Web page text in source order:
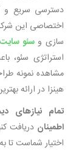
دسترسی سریع و
اختصاصی این
سازی وسئو سایت
استراتژی سئو،
مشاهده نمونه
هینزا در ارائه
تمام نیازهای
اطمینان دریافت
اختیار شماست تا